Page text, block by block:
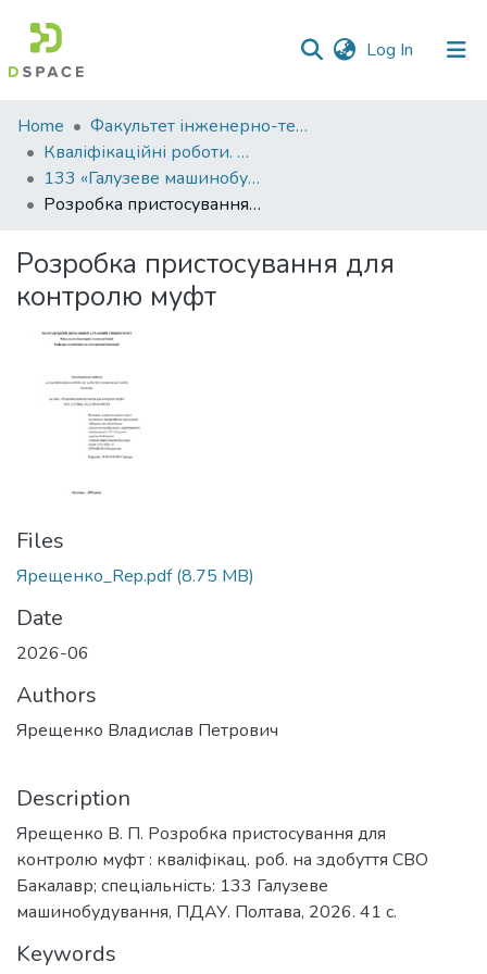
Log In (current)
Communities
&
Collections
All of DSpace
Statistics
Home
Факультет інженерно-технологічний
Кваліфікаційні роботи. Факультет інженерно-технологічний
133 «Галузеве машинобудування» - Бакалаври 2025-2026
Розробка пристосування для контролю муфт
Розробка пристосування для
контролю муфт
Files
Ярещенко_Rep.pdf(8.75 MB)
Date
2026-06
Authors
Ярещенко Владислав Петрович
Description
Ярещенко В. П. Розробка пристосування для
контролю муфт : кваліфікац. роб. на здобуття СВО
Бакалавр; спеціальність: 133 Галузеве
машинобудування, ПДАУ. Полтава, 2026. 41 с.
Keywords